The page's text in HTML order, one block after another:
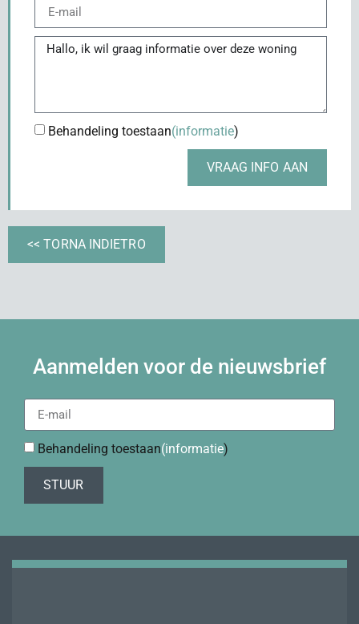
Behandeling toestaan(informatie)
VRAAG INFO AAN
<< TORNA INDIETRO
Aanmelden voor de nieuwsbrief
Behandeling toestaan(informatie)
STUUR